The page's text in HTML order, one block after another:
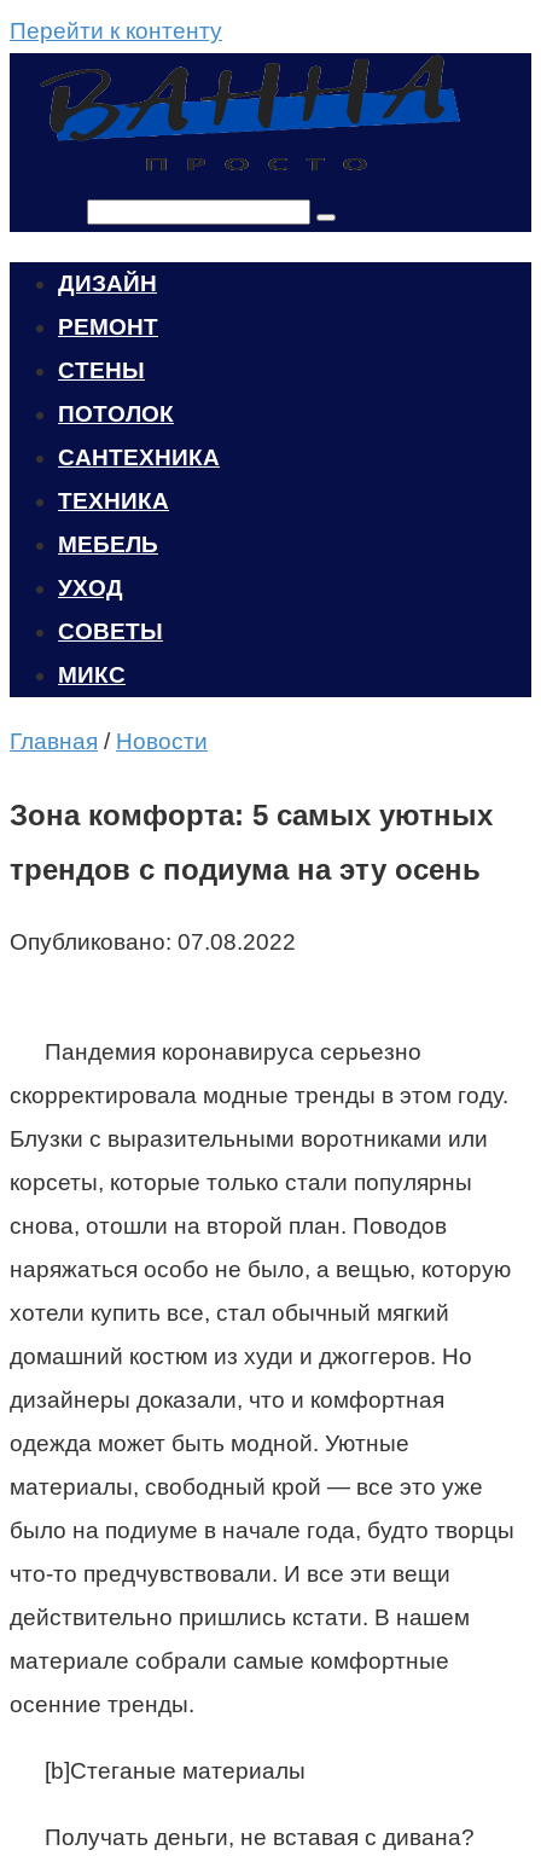
Перейти к контенту
ДИЗАЙН
РЕМОНТ
СТЕНЫ
ПОТОЛОК
САНТЕХНИКА
ТЕХНИКА
МЕБЕЛЬ
УХОД
CОВЕТЫ
МИКС
Главная / Новости
Зона комфорта: 5 самых уютных
трендов с подиума на эту осень
Опубликовано: 07.08.2022
Пандемия коронавируса серьезно
скорректировала модные тренды в этом году.
Блузки с выразительными воротниками или
корсеты, которые только стали популярны
снова, отошли на второй план. Поводов
наряжаться особо не было, а вещью, которую
хотели купить все, стал обычный мягкий
домашний костюм из худи и джоггеров. Но
дизайнеры доказали, что и комфортная
одежда может быть модной. Уютные
материалы, свободный крой — все это уже
было на подиуме в начале года, будто творцы
что-то предчувствовали. И все эти вещи
действительно пришлись кстати. В нашем
материале собрали самые комфортные
осенние тренды.
[b]Стеганые материалы
Получать деньги, не вставая с дивана?